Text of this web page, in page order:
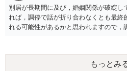
本人申立てをお考えであれば、医学知識
れますので、性急な申立てをせず、知識
万全の体制で申立てに臨んだ方がよいと
別居が長期間に及び，婚姻関係が破綻し
れば，調停で話が折り合わなくとも最終
れる可能性があるかと思われますので，
は調停が成立するということはないため
だしてでも調停で終わらせるよう努める
停での離婚に固執しないかいずれかの対
もっとみ